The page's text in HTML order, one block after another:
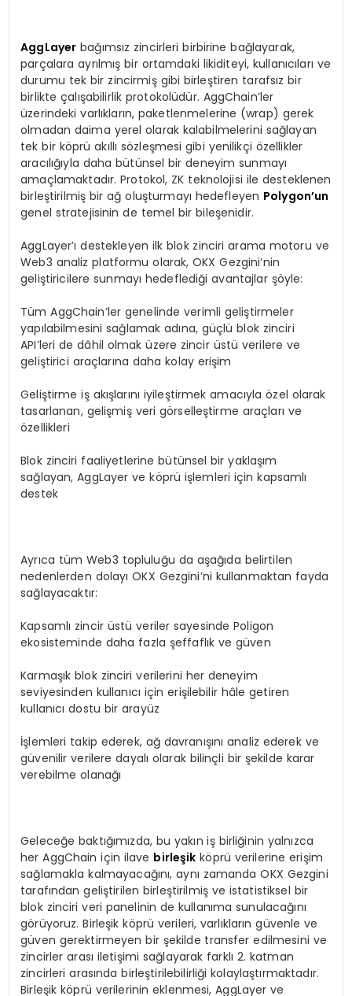
AggLayer bağımsız zincirleri birbirine bağlayarak,
parçalara ayrılmış bir ortamdaki likiditeyi, kullanıcıları ve
durumu tek bir zincirmiş gibi birleştiren tarafsız bir
birlikte çalışabilirlik protokolüdür. AggChain’ler
üzerindeki varlıkların, paketlenmelerine (wrap) gerek
olmadan daima yerel olarak kalabilmelerini sağlayan
tek bir köprü akıllı sözleşmesi gibi yenilikçi özellikler
aracılığıyla daha bütünsel bir deneyim sunmayı
amaçlamaktadır. Protokol, ZK teknolojisi ile desteklenen
birleştirilmiş bir ağ oluşturmayı hedefleyen Polygon’un
genel stratejisinin de temel bir bileşenidir.
AggLayer’ı destekleyen ilk blok zinciri arama motoru ve
Web3 analiz platformu olarak, OKX Gezgini’nin
geliştiricilere sunmayı hedeflediği avantajlar şöyle:
Tüm AggChain’ler genelinde verimli geliştirmeler
yapılabilmesini sağlamak adına, güçlü blok zinciri
API’leri de dâhil olmak üzere zincir üstü verilere ve
geliştirici araçlarına daha kolay erişim
Geliştirme iş akışlarını iyileştirmek amacıyla özel olarak
tasarlanan, gelişmiş veri görselleştirme araçları ve
özellikleri
Blok zinciri faaliyetlerine bütünsel bir yaklaşım
sağlayan, AggLayer ve köprü işlemleri için kapsamlı
destek
Ayrıca tüm Web3 topluluğu da aşağıda belirtilen
nedenlerden dolayı OKX Gezgini’ni kullanmaktan fayda
sağlayacaktır:
Kapsamlı zincir üstü veriler sayesinde Poligon
ekosisteminde daha fazla şeffaflık ve güven
Karmaşık blok zinciri verilerini her deneyim
seviyesinden kullanıcı için erişilebilir hâle getiren
kullanıcı dostu bir arayüz
İşlemleri takip ederek, ağ davranışını analiz ederek ve
güvenilir verilere dayalı olarak bilinçli bir şekilde karar
verebilme olanağı
Geleceğe baktığımızda, bu yakın iş birliğinin yalnızca
her AggChain için ilave birleşik köprü verilerine erişim
sağlamakla kalmayacağını, aynı zamanda OKX Gezgini
tarafından geliştirilen birleştirilmiş ve istatistiksel bir
blok zinciri veri panelinin de kullanıma sunulacağını
görüyoruz. Birleşik köprü verileri, varlıkların güvenle ve
güven gerektirmeyen bir şekilde transfer edilmesini ve
zincirler arası iletişimi sağlayarak farklı 2. katman
zincirleri arasında birleştirilebilirliği kolaylaştırmaktadır.
Birleşik köprü verilerinin eklenmesi, AggLayer ve